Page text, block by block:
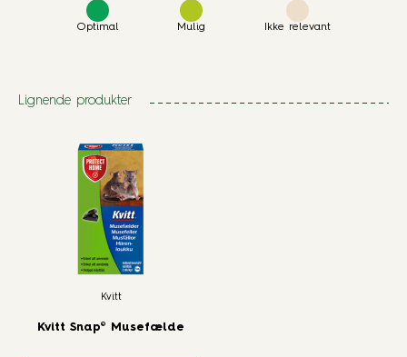
Optimal Mulig Ikke relevant
Lignende produkter
Kvitt
Kvitt Snap® Musefælde